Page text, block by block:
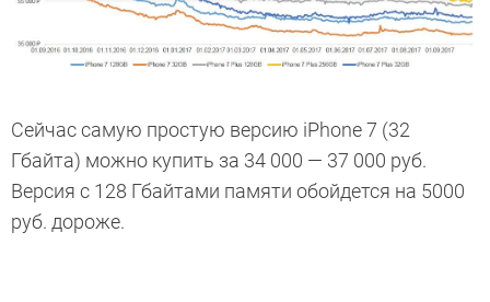
Сейчас самую простую версию iPhone 7 (32
Гбайта) можно купить за 34 000 — 37 000 руб.
Версия с 128 Гбайтами памяти обойдется на 5000
руб. дороже.